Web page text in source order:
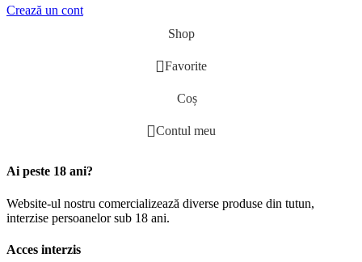
Crează un cont
Shop
Favorite
Coș
Contul meu
Ai peste 18 ani?
Website-ul nostru comercializează diverse produse din tutun,
interzise persoanelor sub 18 ani.
Acces interzis